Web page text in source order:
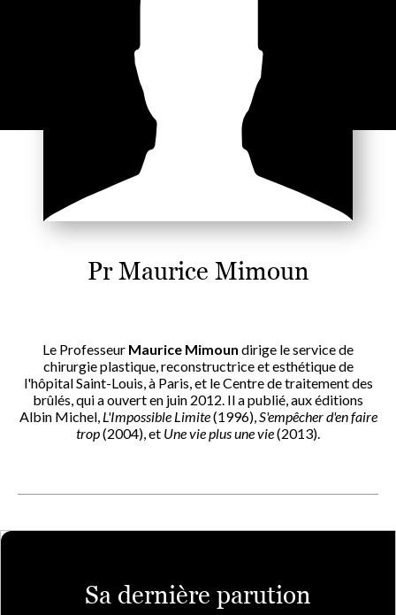
Pr Maurice Mimoun
Le Professeur Maurice Mimoun dirige le service de
chirurgie plastique, reconstructrice et esthétique de
l'hôpital Saint-Louis, à Paris, et le Centre de traitement des
brûlés, qui a ouvert en juin 2012. Il a publié, aux éditions
Albin Michel, L'Impossible Limite(1996), S'empêcher d'en faire
trop(2004), et Une vie plus une vie(2013).
Sa dernière parution